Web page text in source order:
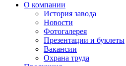
О компании
История завода
Новости
Фотогалерея
Презентации и буклеты
Вакансии
Охрана труда